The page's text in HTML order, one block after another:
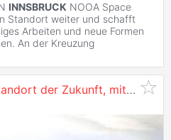
INNSBRUCK NOOA Space
Standort weiter und schafft
Arbeiten und neue Formen
An der Kreuzung
Nooa Space - der Bürostandort der Zukunft, mit 814 m² in